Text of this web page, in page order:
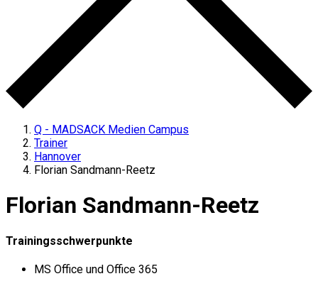
Q - MADSACK Medien Campus
Trainer
Hannover
Florian Sandmann-Reetz
Florian Sandmann-Reetz
Trainingsschwerpunkte
MS Office und Office 365